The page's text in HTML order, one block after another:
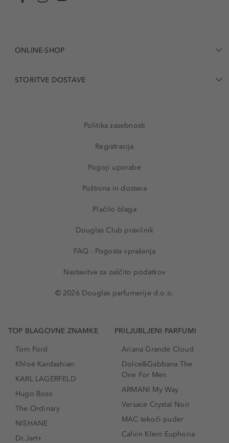
ONLINE-SHOP
STORITVE DOSTAVE
Politika zasebnosti
Registracija
Pogoji uporabe
Poštnina in dostava
Plačilo blaga
Douglas Club pravilnik
FAQ - Pogosta vprašanja
Nastavitve za zaščito podatkov
© 2026 Douglas parfumerije d.o.o.
TOP BLAGOVNE ZNAMKE
Tom Ford
Khloé Kardashian
KARL LAGERFELD
Hugo Boss
The Ordinary
NISHANE
Dr.Jart+
PRILJUBLJENI PARFUMI
Ariana Grande Cloud
Dolce&Gabbana The
One For Men
ARMANI My Way
Versace Crystal Noir
MAC tekoči puder
Calvin Klein Euphoria